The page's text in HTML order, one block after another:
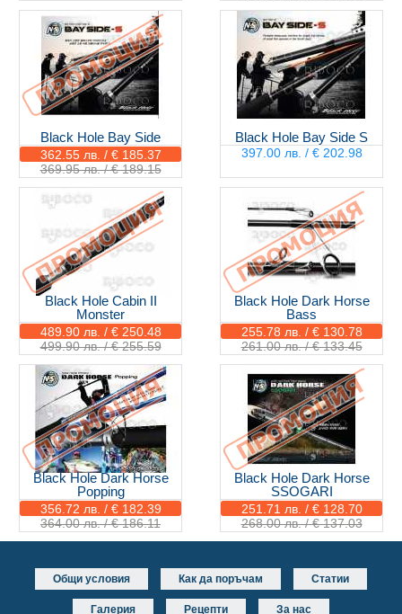
Black Hole Bay Side
362.55 лв. / € 185.37
369.95 лв. / € 189.15
Black Hole Bay Side S
397.00 лв. / € 202.98
Black Hole Cabin II
Monster
489.90 лв. / € 250.48
499.90 лв. / € 255.59
Black Hole Dark Horse
Bass
255.78 лв. / € 130.78
261.00 лв. / € 133.45
Black Hole Dark Horse
Popping
356.72 лв. / € 182.39
364.00 лв. / € 186.11
Black Hole Dark Horse
SSOGARI
251.71 лв. / € 128.70
268.00 лв. / € 137.03
Общи условия Как да поръчам Статии
Галерия Рецепти За нас